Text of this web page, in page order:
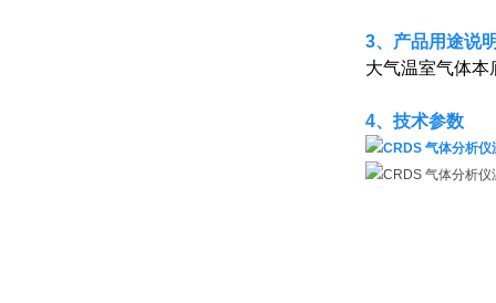
3、产品用途说
大气温室气体本
4、 技术参数